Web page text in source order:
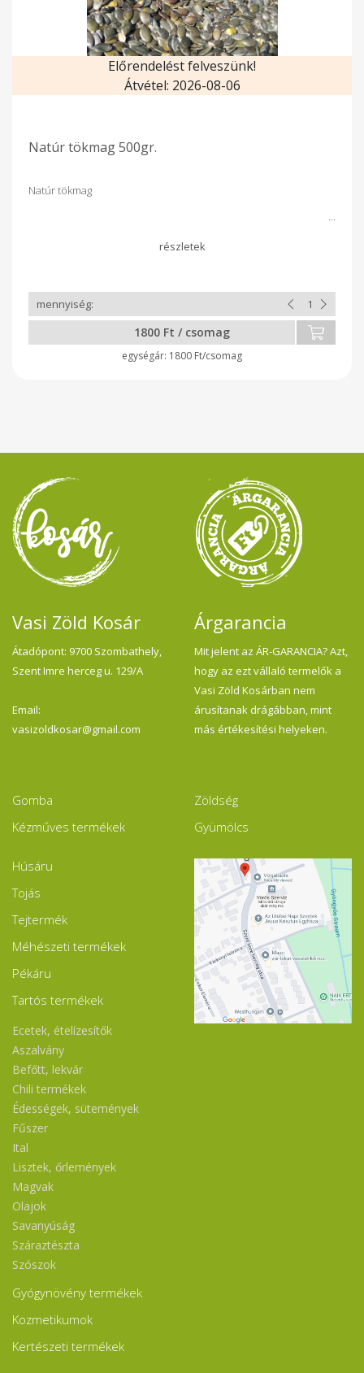
Előrendelést felveszünk!
Átvétel: 2026-08-06
Natúr tökmag 500gr.
Natúr tökmag
1800 Ft / csomag
1800 Ft/csomag
Vasi Zöld Kosár
Átadópont: 9700 Szombathely,
Szent Imre herceg u. 129/A
Email:
vasizoldkosar@gmail.com
Árgarancia
Mit jelent az ÁR-GARANCIA? Azt,
hogy az ezt vállaló termelők a
Vasi Zöld Kosárban nem
árusítanak drágábban, mint
más értékesítési helyeken.
Gomba
Kézműves termékek
Zöldség
Gyümölcs
Húsáru
Tojás
Tejtermék
Méhészeti termékek
Pékáru
Tartós termékek
Ecetek, ételízesítők
Aszalvány
Befőtt, lekvár
Chili termékek
Édességek, sütemények
Fűszer
Ital
Lisztek, őrlemények
Magvak
Olajok
Savanyúság
Száraztészta
Szószok
Gyógynövény termékek
Kozmetikumok
Kertészeti termékek